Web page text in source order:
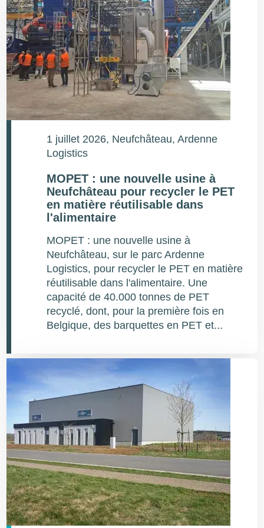
1 juillet 2026, Neufchâteau, Ardenne
Logistics
MOPET : une nouvelle usine à
Neufchâteau pour recycler le PET
en matière réutilisable dans
l'alimentaire
MOPET : une nouvelle usine à
Neufchâteau, sur le parc Ardenne
Logistics, pour recycler le PET en matière
réutilisable dans l'alimentaire. Une
capacité de 40.000 tonnes de PET
recyclé, dont, pour la première fois en
Belgique, des barquettes en PET et...